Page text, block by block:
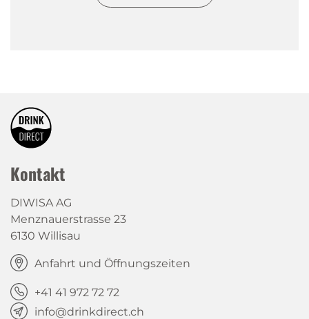
Kontakt
DIWISA AG
Menznauerstrasse 23
6130 Willisau
Anfahrt und Öffnungszeiten
+41 41 972 72 72
info@drinkdirect.ch